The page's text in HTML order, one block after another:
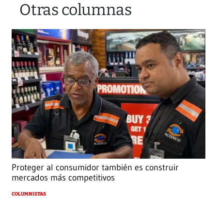
Otras columnas
Proteger al consumidor también es construir
mercados más competitivos
COLUMNISTAS